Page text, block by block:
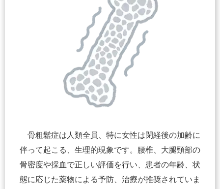
骨粗鬆症は人類全員、特に女性は閉経後の加齢に
伴って起こる、生理的現象です。腰椎、大腿頸部の
骨密度や採血で正しい評価を行い、患者の年齢、状
態に応じた薬物による予防、治療が推奨されていま